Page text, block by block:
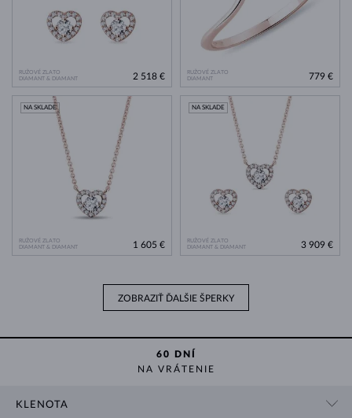
RUŽOVÉ ZLATO
DIAMANT & DIAMANT
2 518 €
RUŽOVÉ ZLATO
DIAMANT
779 €
RUŽOVÉ ZLATO
DIAMANT & DIAMANT
NA SKLADE
1 605 €
RUŽOVÉ ZLATO
DIAMANT & DIAMANT
NA SKLADE
3 909 €
ZOBRAZIŤ ĎALŠIE ŠPERKY
60 DNÍ
NA VRÁTENIE
KLENOTA